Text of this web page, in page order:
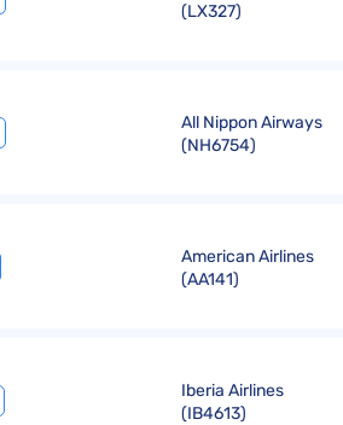
(LX327)
All Nippon Airways
(NH6754)
American Airlines
(AA141)
Iberia Airlines
(IB4613)